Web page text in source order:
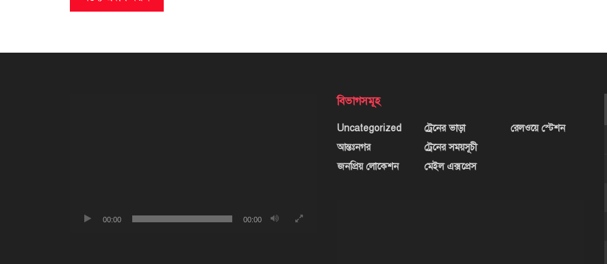
00:00 00:00
বিভাগসমূহ
Uncategorized
আন্তঃনগর
জনপ্রিয় লোকেশন
ট্রেনের ভাড়া
ট্রেনের সময়সূচী
মেইল এক্সপ্রেস
রেলওয়ে স্টেশন